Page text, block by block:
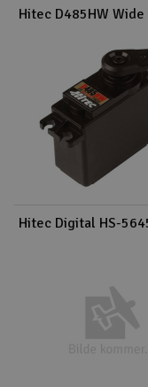
Hitec D485HW
Hitec Digital HS-